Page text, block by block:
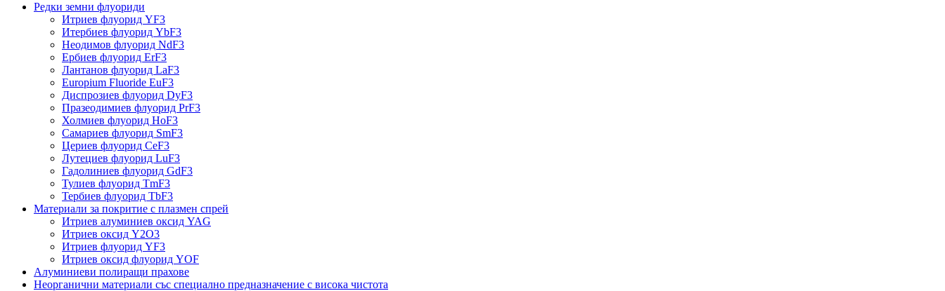
Редки земни флуориди
Итриев флуорид YF3
Итербиев флуорид YbF3
Неодимов флуорид NdF3
Ербиев флуорид ErF3
Лантанов флуорид LaF3
Europium Fluoride EuF3
Диспрозиев флуорид DyF3
Празеодимиев флуорид PrF3
Холмиев флуорид HoF3
Самариев флуорид SmF3
Цериев флуорид CeF3
Лутециев флуорид LuF3
Гадолиниев флуорид GdF3
Тулиев флуорид TmF3
Тербиев флуорид TbF3
Материали за покритие с плазмен спрей
Итриев алуминиев оксид YAG
Итриев оксид Y2O3
Итриев флуорид YF3
Итриев оксид флуорид YOF
Алуминиеви полиращи прахове
Неорганични материали със специално предназначение с висока чистота